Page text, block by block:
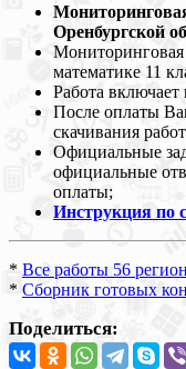
Оренбургской
математике 11
Работа
После оплаты
скачивания
Официальные
официальные
оплаты;
Инструкция по
* Все работы 56
* Сборник готовых
Поделиться: